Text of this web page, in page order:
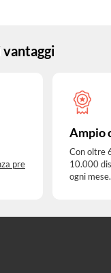
vantaggi
pre
Ampio
Con oltre
10.000
ogni mese.